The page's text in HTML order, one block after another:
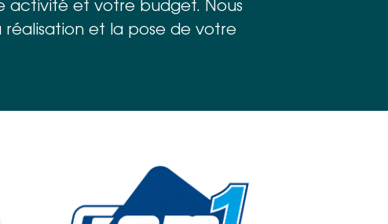
activité et votre budget. Nous
réalisation et la pose de votre